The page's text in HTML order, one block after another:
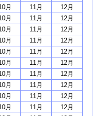
月 11月
12月
月 11月
12月
月 11月
12月
月 11月
12月
月 11月
12月
月 11月
12月
月 11月
12月
月 11月
12月
月 11月
12月
月 11月
12月